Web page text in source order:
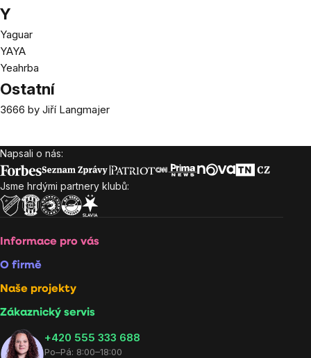
Y
Yaguar
YAYA
Yeahrba
Ostatní
3666 by Jiří Langmajer
Zápatí
Napsali o nás:
Jsme hrdými partnery klubů:
Informace pro vás
O firmě
Naše projekty
Zákaznický servis
‭+420 555 333 688
Po–Pá: 8:00–18:00